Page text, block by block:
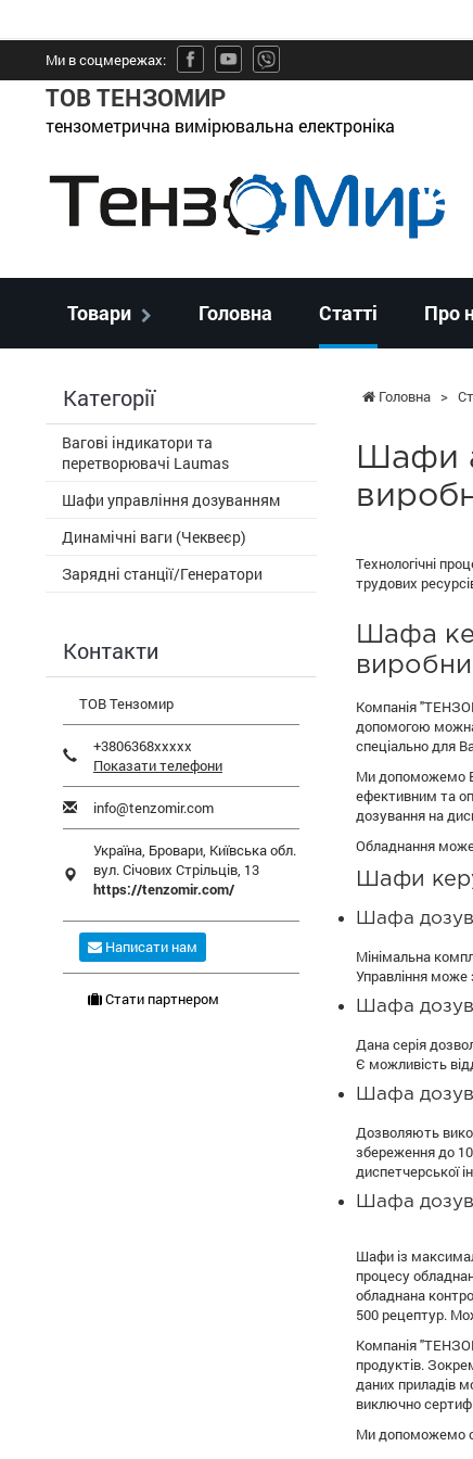
Ми в соцмережах:
ТОВ ТЕНЗОМИР
тензометрична вимірювальна електроніка
Товари Головна Статті Про
Головна >
Шафи
Технологічні
трудових
Шафа
Компанія
допомогою можна
спеціально для
Ми допоможемо
ефективним та
дозування на
Обладнання може
Шафи
Шафа
Мінімальна
Управління може
Шафа
Дана серія
Є можливість
Шафа
Дозволяють
збереження до
диспетчерської
Шафа
Шафи із
процесу
обладнана
500 рецептур.
Компанія
продуктів.
даних приладів
виключно
Ми допоможемо
Категорії
Вагові індикатори та
перетворювачі Laumas
Шафи управління дозуванням
Динамічні ваги (Чеквеєр)
Зарядні станції/Генератори
Контакти
ТОВ Тензомир
+3806368xxxxx
Показати телефони
info@tenzomir.com
Україна, Бровари, Київська обл.
вул. Січових Стрільців, 13
https://tenzomir.com/
Написати нам
Стати партнером